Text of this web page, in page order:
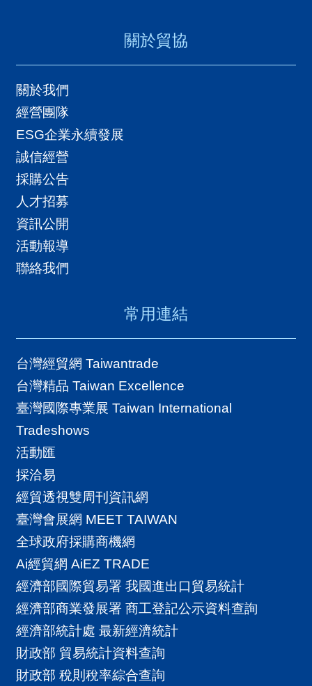
關於貿協
關於我們
經營團隊
ESG企業永續發展
誠信經營
採購公告
人才招募
資訊公開
活動報導
聯絡我們
常用連結
台灣經貿網 Taiwantrade
台灣精品 Taiwan Excellence
臺灣國際專業展 Taiwan International
Tradeshows
活動匯
採洽易
經貿透視雙周刊資訊網
臺灣會展網 MEET TAIWAN
全球政府採購商機網
Ai經貿網 AiEZ TRADE
經濟部國際貿易署 我國進出口貿易統計
經濟部商業發展署 商工登記公示資料查詢
經濟部統計處 最新經濟統計
財政部 貿易統計資料查詢
財政部 稅則稅率綜合查詢